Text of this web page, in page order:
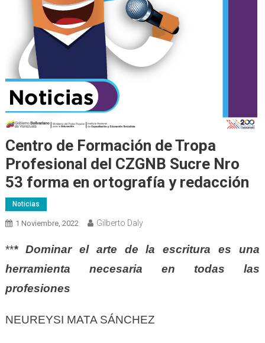
Centro de Formación de Tropa
Profesional del CZGNB Sucre Nro
53 forma en ortografía y redacción
Noticias
1 Noviembre, 2022 Gilberto Daly
*** Dominar el arte de la escritura es una
herramienta necesaria en todas las
profesiones
NEUREYSI MATA SÁNCHEZ